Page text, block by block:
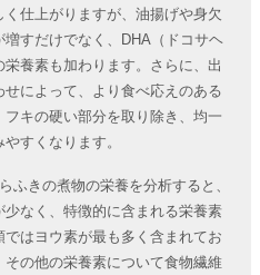
仕上がりますが、油揚げや身欠
すだけでなく、DHA（ドコサヘ
養素も加わります。さらに、出
によって、より食べ応えのある
キの硬い部分を取り除き、均一
すくなります。
ふきの煮物の栄養を分析すると、
なく、特徴的に含まれる栄養素
はヨウ素が最も多く含まれてお
の他の栄養素について食物繊維